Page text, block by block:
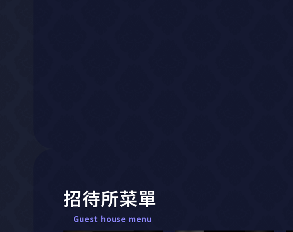
招待所菜單
Guest house menu